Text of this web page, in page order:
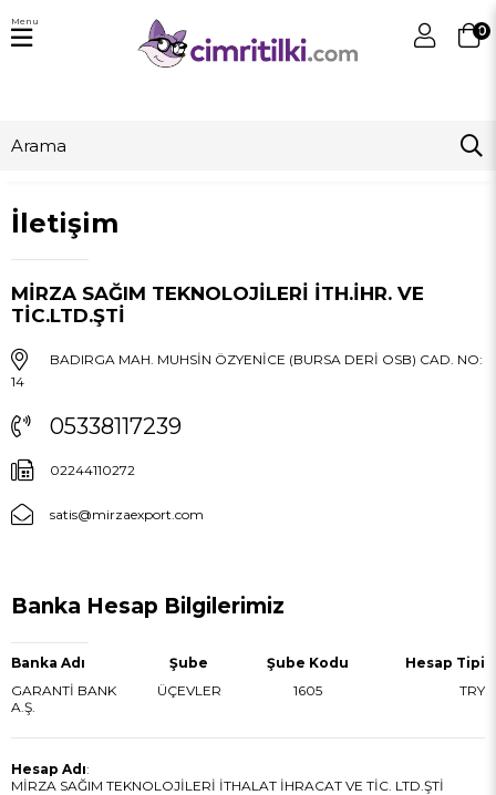
0
Menu
İletişim
MİRZA SAĞIM TEKNOLOJİLERİ İTH.İHR. VE
TİC.LTD.ŞTİ
BADIRGA MAH. MUHSİN ÖZYENİCE (BURSA DERİ OSB) CAD. NO:
14
05338117239
02244110272
satis@mirzaexport.com
Banka Hesap Bilgilerimiz
Banka Adı
GARANTİ BANK
A.Ş.
Şube
ÜÇEVLER
Şube Kodu
1605
Hesap Tipi
TRY
Hesap Adı:
MİRZA SAĞIM TEKNOLOJİLERİ İTHALAT İHRACAT VE TİC. LTD.ŞTİ